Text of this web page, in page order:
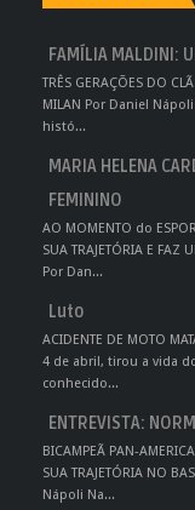
FAMÍLIA MALDINI:
TRÊS GERAÇÕES DO
MILAN Por Daniel
histó...
MARIA HELENA
FEMININO
AO MOMENTO do
SUA TRAJETÓRIA E FAZ
Por Dan...
Luto
ACIDENTE DE MOTO
4 de abril, tirou a vida
conhecido...
ENTREVISTA:
BICAMPEÃ PAN-
SUA TRAJETÓRIA NO
Nápoli Na...